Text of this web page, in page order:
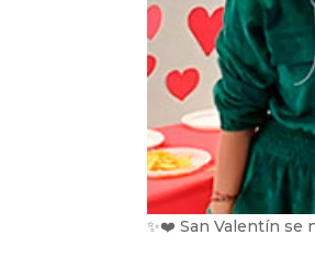
✨❤️ San Valentín se